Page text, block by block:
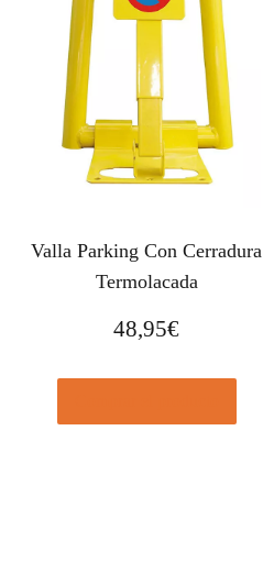
Valla Parking Con Cerradura
Termolacada
48,95€